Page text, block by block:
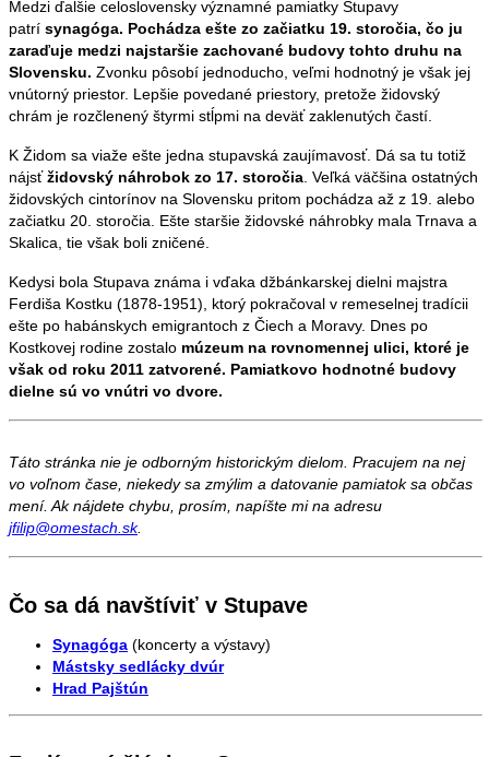
Medzi ďalšie celoslovensky významné pamiatky Stupavy
patrí synagóga. Pochádza ešte zo začiatku 19. storočia, čo ju
zaraďuje medzi najstaršie zachované budovy tohto druhu na
Slovensku. Zvonku pôsobí jednoducho, veľmi hodnotný je však jej
vnútorný priestor. Lepšie povedané priestory, pretože židovský
chrám je rozčlenený štyrmi stĺpmi na deväť zaklenutých častí.
K Židom sa viaže ešte jedna stupavská zaujímavosť. Dá sa tu totiž
nájsťžidovský náhrobok zo 17. storočia . Veľká väčšina ostatných
židovských cintorínov na Slovensku pritom pochádza až z 19. alebo
začiatku 20. storočia. Ešte staršie židovské náhrobky mala Trnava a
Skalica, tie však boli zničené.
Kedysi bola Stupava známa i vďaka džbánkarskej dielni majstra
Ferdiša Kostku (1878-1951), ktorý pokračoval v remeselnej tradícii
ešte po habánskych emigrantoch z Čiech a Moravy. Dnes po
Kostkovej rodine zostalo múzeum na rovnomennej ulici, ktoré je
však od roku 2011 zatvorené. Pamiatkovo hodnotné budovy
dielne sú vo vnútri vo dvore.
Táto stránka nie je odborným historickým dielom. Pracujem na nej
vo voľnom čase, niekedy sa zmýlim a datovanie pamiatok sa občas
mení. Ak nájdete chybu, prosím, napíšte mi na adresu
jfilip@omestach.sk.
Čo sa dá navštíviť v Stupave
Synagóga (koncerty a výstavy)
Mástsky sedlácky dvúr
Hrad Pajštún